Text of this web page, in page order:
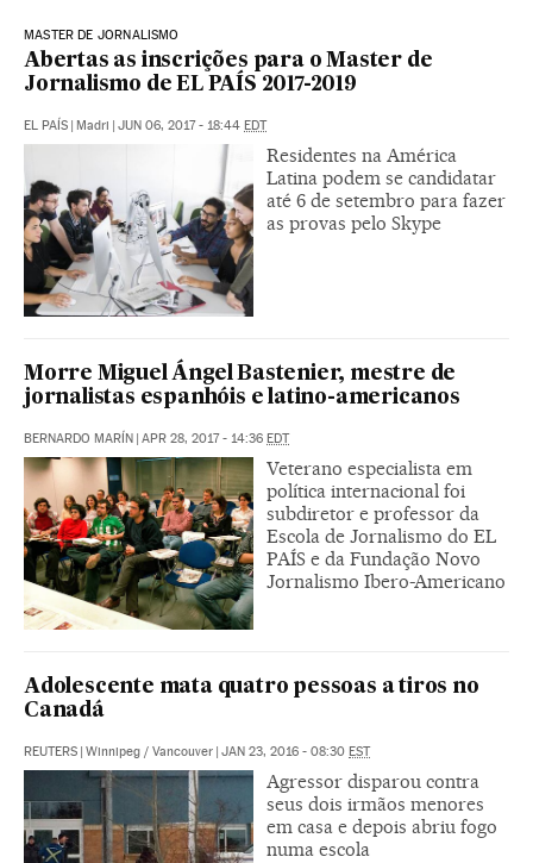
MASTER DE JORNALISMO
Abertas as inscrições para o Master de
Jornalismo de EL PAÍS 2017-2019
EL PAÍS Madri JUN 06, 2017 - 18:44 EDT
Residentes na América
Latina podem se candidatar
até 6 de setembro para fazer
as provas pelo Skype
Morre Miguel Ángel Bastenier, mestre de
jornalistas espanhóis e latino-americanos
BERNARDO MARÍN APR 28, 2017 - 14:36 EDT
Veterano especialista em
política internacional foi
subdiretor e professor da
Escola de Jornalismo do EL
PAÍS e da Fundação Novo
Jornalismo Ibero-Americano
Adolescente mata quatro pessoas a tiros no
Canadá
REUTERS | Winnipeg / Vancouver | JAN 23, 2016 - 08:30 EST
Agressor disparou contra
seus dois irmãos menores
em casa e depois abriu fogo
numa escola